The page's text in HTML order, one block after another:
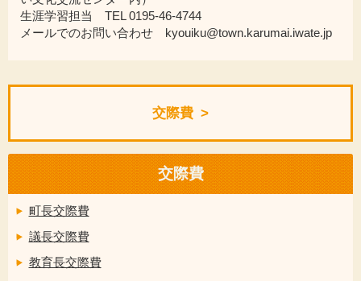
生涯学習担当 TEL 0195-46-4744
メールでのお問い合わせ kyouiku@town.karumai.iwate.jp
交際費
交際費
町長交際費
議長交際費
教育長交際費